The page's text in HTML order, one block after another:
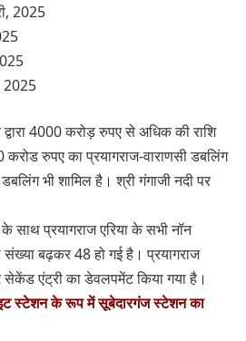
2025
2025
4000 करोड़ रुपए से अधिक की राशि
रुपए का प्रयागराज-वाराणसी डबलिंग
भी शामिल है। श्री गंगाजी नदी पर
के साथ प्रयागराज एरिया के सभी नॉन
बढ़कर 48 हो गई है। प्रयागराज
सेकेंड एंट्री का डेवलपमेंट किया गया है।
स्टेशन के रूप में सूबेदारगंज स्टेशन का